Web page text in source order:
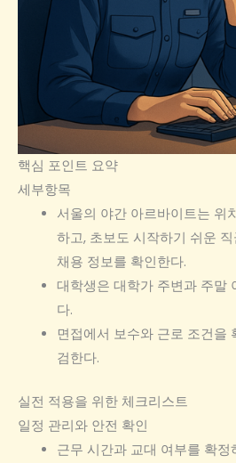
핵심 포인트 요약
세부항목
서울의 야간 아르바이트는 위
하고, 초보도 시작하기 쉬운
채용 정보를 확인한다.
대학생은 대학가 주변과 주말
다.
면접에서 보수와 근로 조건을
검한다.
실전 적용을 위한 체크리스트
일정 관리와 안전 확인
근무 시간과 교대 여부를 확